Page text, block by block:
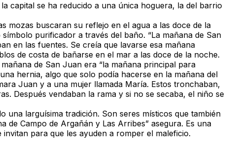
capital se ha reducido a una única hoguera, la del barrio
mozas buscaran su reflejo en el agua a las doce de la
purificador a través del baño. “La mañana de San
en las fuentes. Se creía que lavarse esa mañana
de costa de bañarse en el mar a las doce de la noche.
de San Juan era “la mañana principal para
hernia, algo que solo podía hacerse en la mañana del
Juan y a una mujer llamada María. Estos tronchaban,
Después vendaban la rama y si no se secaba, el niño se
una larguísima tradición. Son seres místicos que también
de Campo de Argañán y Las Arribes” asegura. Es una
para que les ayuden a romper el maleficio.